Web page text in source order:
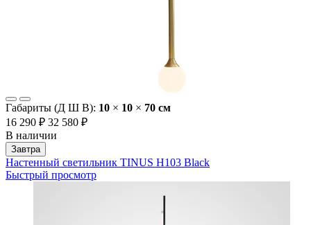
Габариты (Д Ш В): 10 × 10 × 70 cм
16 290 ₽ 32 580 ₽
В наличии
Завтра
Настенный светильник TINUS H103 Black
Быстрый просмотр